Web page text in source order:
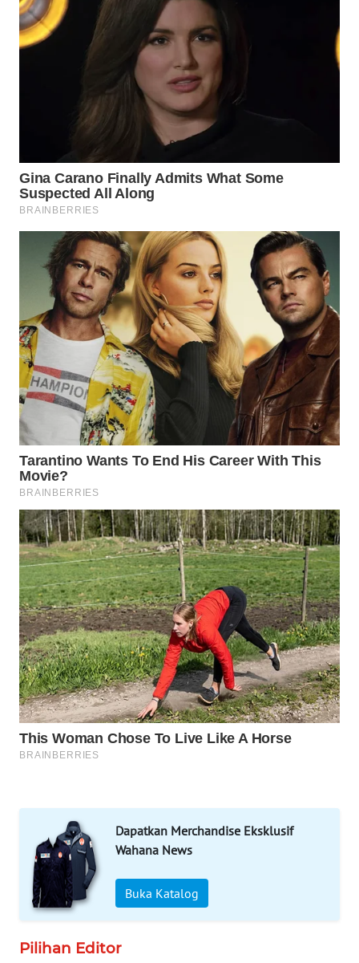
Dapatkan Merchandise Eksklusif
Wahana News
Buka Katalog
Pilihan Editor
WAHANA
INFRASTRUKTUR
WAHANA
TRAVEL
WAHANA
TV
WAHANANEWS
ID
WAHANANEWS
CO ID
WAHANANEWS
NET
WAHANA
WAHANA
UMKM
WAHANA
SELEB
WAHANA
PERSONA
WAHANA
OTOMOTIF
WAHANA
DESA
WISATA
LAPAK